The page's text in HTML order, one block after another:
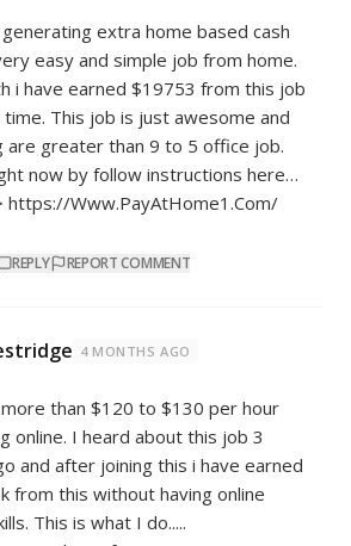
extra home based cash
easy and simple job from home.
i have earned $19753 from this job
This job is just awesome and
are greater than 9 to 5 office job.
now by follow instructions here…
https://Www.PayAtHome1.Com/
REPLY REPORT COMMENT
4 MONTHS AGO
than $120 to $130 per hour
online. I heard about this job 3
and after joining this i have earned
from this without having online
This is what I do.....